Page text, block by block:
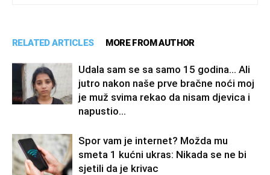
RELATED ARTICLES MORE FROM AUTHOR
Udala sam se sa samo 15 godina… Ali
jutro nakon naše prve bračne noći moj
je muž svima rekao da nisam djevica i
napustio...
Spor vam je internet? Možda mu
smeta 1 kućni ukras: Nikada se ne bi
sjetili da je krivac